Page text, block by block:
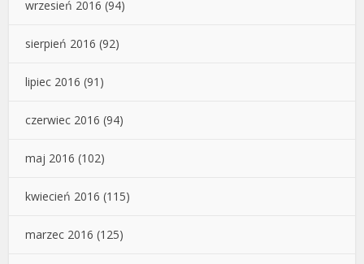
wrzesień 2016 (94)
sierpień 2016 (92)
lipiec 2016 (91)
czerwiec 2016 (94)
maj 2016 (102)
kwiecień 2016 (115)
marzec 2016 (125)